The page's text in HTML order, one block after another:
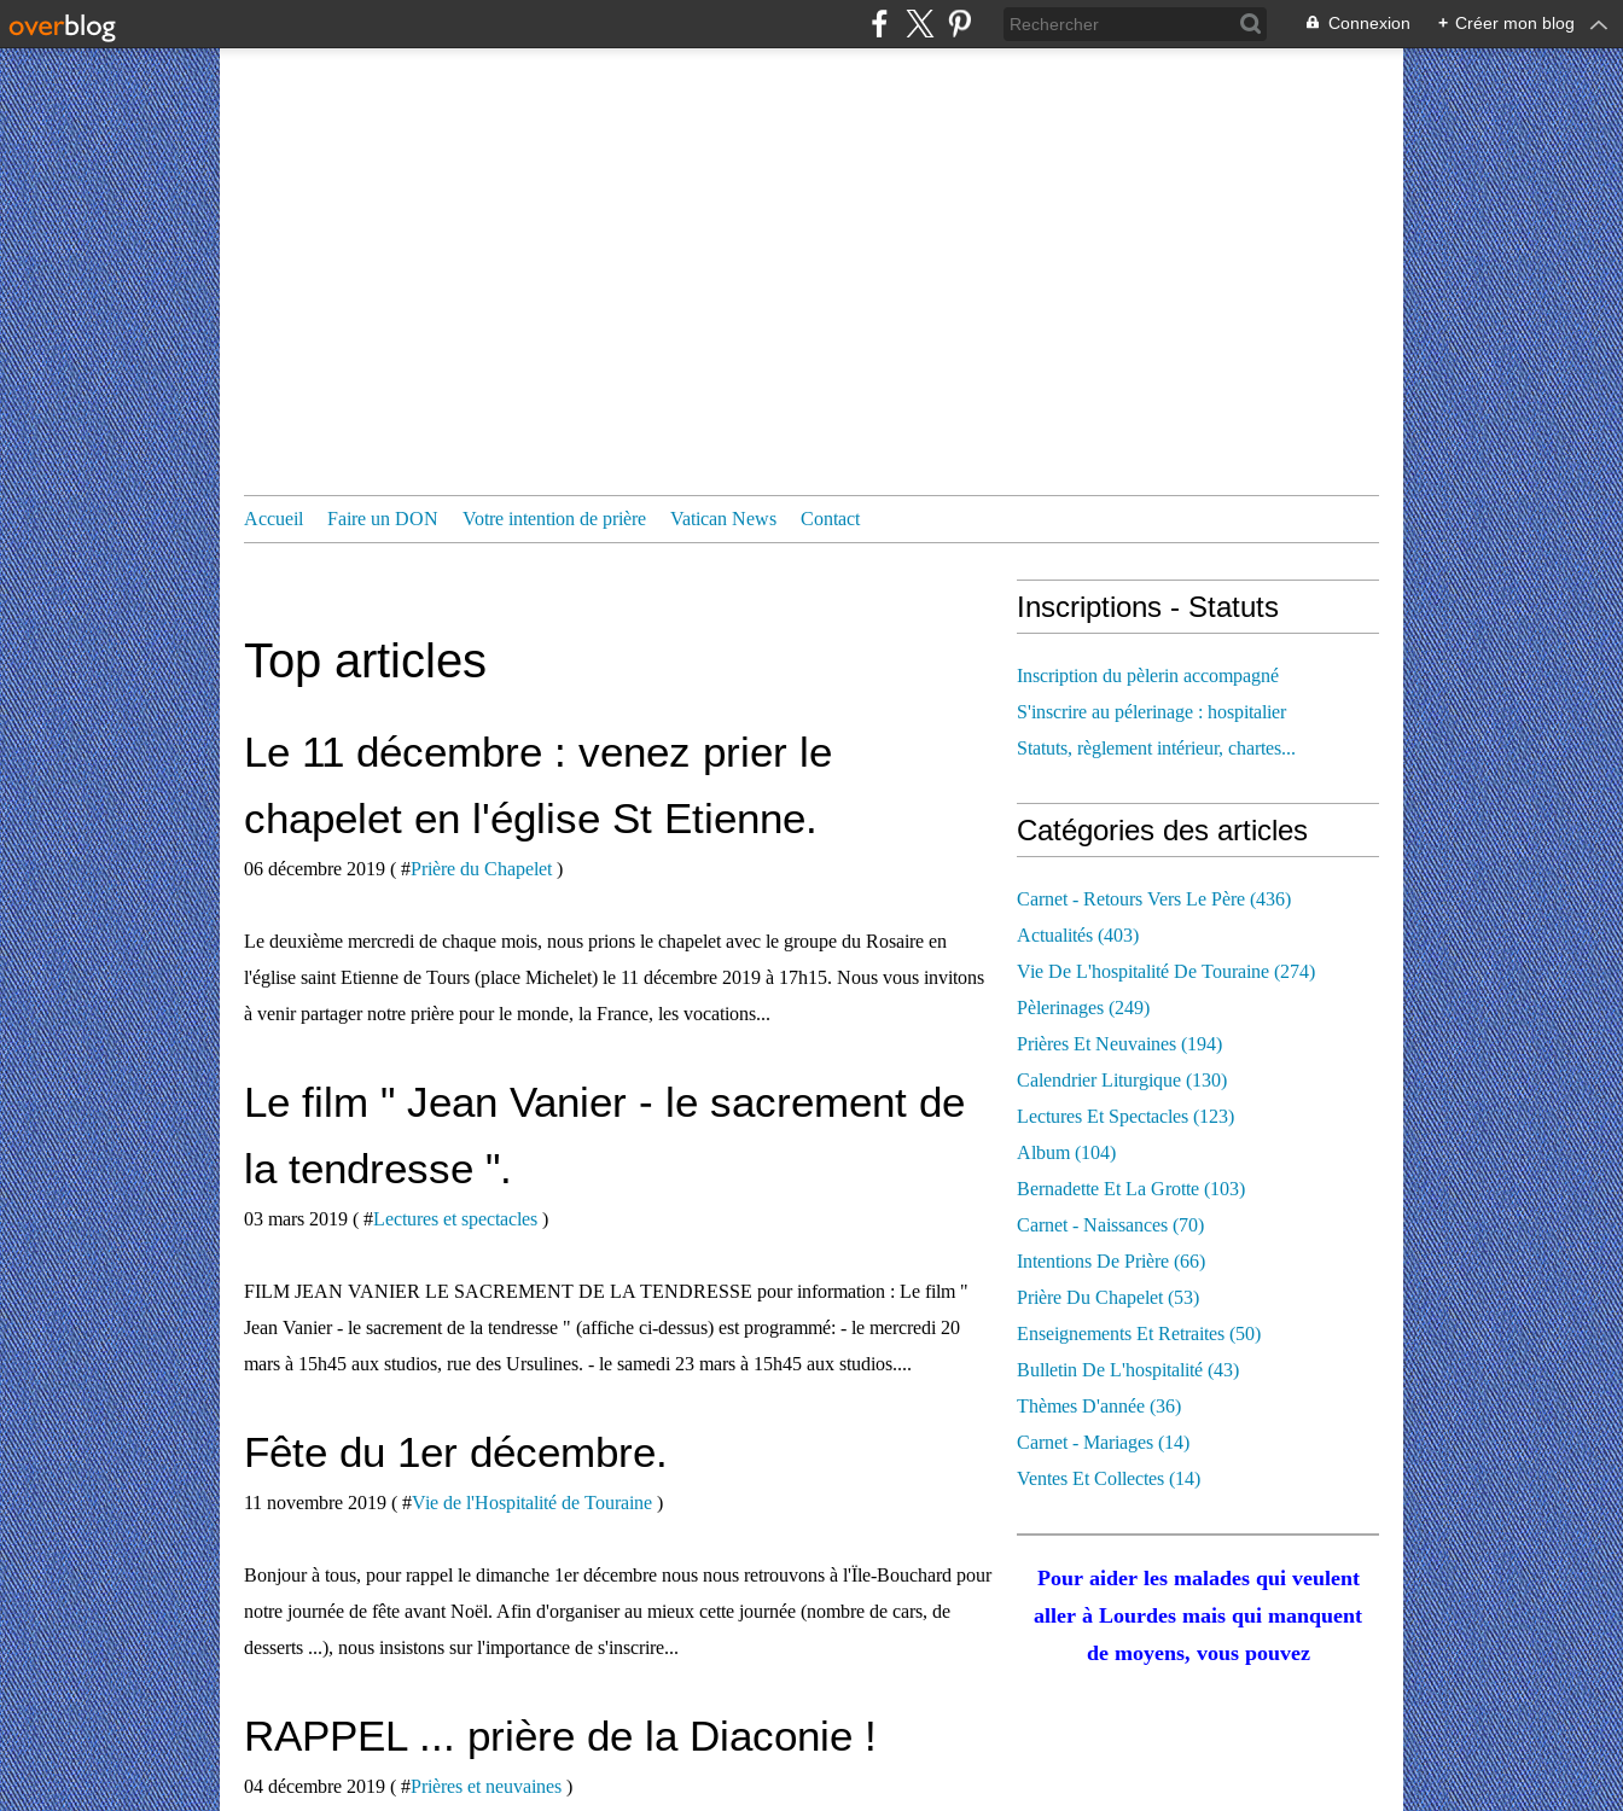
Connexion + Créer mon blog
Accueil Faire un DON Votre intention de prière Vatican News Contact
Top articles
Le 11 décembre : venez prier le
chapelet en l'église St Etienne.
06 décembre 2019 ( #Prière du Chapelet )
Le deuxième mercredi de chaque mois, nous prions le chapelet avec le groupe du Rosaire en
l'église saint Etienne de Tours (place Michelet) le 11 décembre 2019 à 17h15. Nous vous invitons
à venir partager notre prière pour le monde, la France, les vocations...
Le film " Jean Vanier - le sacrement de
la tendresse ".
03 mars 2019 ( #Lectures et spectacles )
FILM JEAN VANIER LE SACREMENT DE LA TENDRESSE pour information : Le film "
Jean Vanier - le sacrement de la tendresse " (affiche ci-dessus) est programmé: - le mercredi 20
mars à 15h45 aux studios, rue des Ursulines. - le samedi 23 mars à 15h45 aux studios....
Fête du 1er décembre.
11 novembre 2019 ( #Vie de l'Hospitalité de Touraine )
Bonjour à tous, pour rappel le dimanche 1er décembre nous nous retrouvons à l'Ïle-Bouchard pour
notre journée de fête avant Noël. Afin d'organiser au mieux cette journée (nombre de cars, de
desserts ...), nous insistons sur l'importance de s'inscrire...
RAPPEL ... prière de la Diaconie !
04 décembre 2019 ( #Prières et neuvaines )
Inscriptions - Statuts
Inscription du pèlerin accompagné
S'inscrire au pélerinage : hospitalier
Statuts, règlement intérieur, chartes...
Catégories des articles
Carnet - Retours Vers Le Père (436)
Actualités (403)
Vie De L'hospitalité De Touraine (274)
Pèlerinages (249)
Prières Et Neuvaines (194)
Calendrier Liturgique (130)
Lectures Et Spectacles (123)
Album (104)
Bernadette Et La Grotte (103)
Carnet - Naissances (70)
Intentions De Prière (66)
Prière Du Chapelet (53)
Enseignements Et Retraites (50)
Bulletin De L'hospitalité (43)
Thèmes D'année (36)
Carnet - Mariages (14)
Ventes Et Collectes (14)
Pour aider les malades qui veulent
aller à Lourdes mais qui manquent
de moyens, vous pouvez